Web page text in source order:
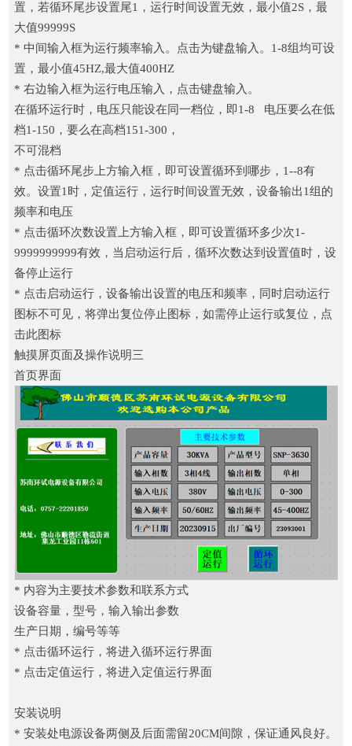
置，若循环尾步设置尾1，运行时间设置无效，最小值2S，最
大值99999S
* 中间输入框为运行频率输入。点击为键盘输入。1-8组均可设
置，最小值45HZ,最大值400HZ
* 右边输入框为运行电压输入，点击键盘输入。
在循环运行时，电压只能设在同一档位，即1-8 电压要么在低
档1-150，要么在高档151-300，
不可混档
* 点击循环尾步上方输入框，即可设置循环到哪步，1--8有
效。设置1时，定值运行，运行时间设置无效，设备输出1组的
频率和电压
* 点击循环次数设置上方输入框，即可设置循环多少次1-
9999999999有效，当启动运行后，循环次数达到设置值时，设
备停止运行
* 点击启动运行，设备输出设置的电压和频率，同时启动运行
图标不可见，将弹出复位停止图标，如需停止运行或复位，点
击此图标
触摸屏页面及操作说明三
首页界面
* 内容为主要技术参数和联系方式
设备容量，型号，输入输出参数
生产日期，编号等等
* 点击循环运行，将进入循环运行界面
* 点击定值运行，将进入定值运行界面
安装说明
* 安装处电源设备两侧及后面需留20CM间隙，保证通风良好。